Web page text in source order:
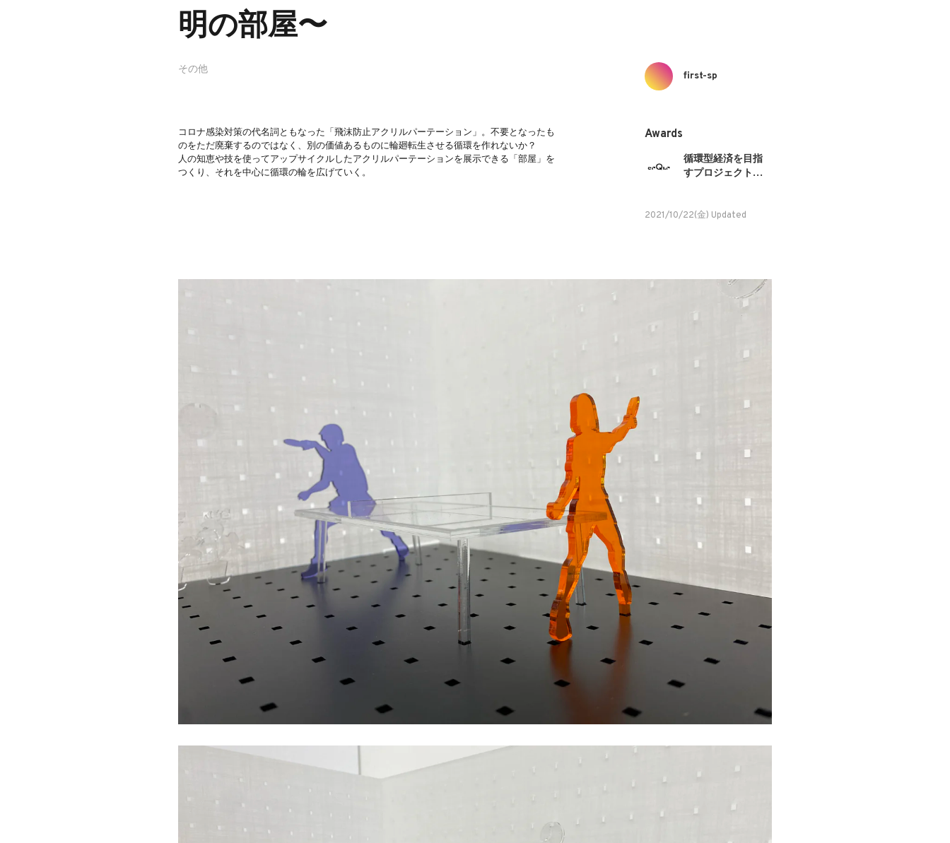
明の部屋〜
その他
first-sp
コロナ感染対策の代名詞ともなった「飛沫防止アクリルパーテーション」。不要となったも
のをただ廃棄するのではなく、別の価値あるものに輪廻転生させる循環を作れないか？
人の知恵や技を使ってアップサイクルしたアクリルパーテーションを展示できる「部屋」を
つくり、それを中心に循環の輪を広げていく。
Awards
循環型経済を目指
すプロジェクトや
2021/10/22(金) Updated